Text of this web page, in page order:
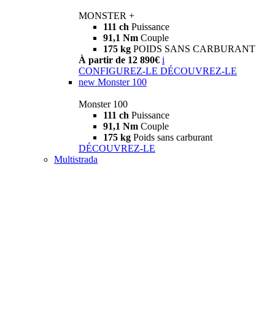
MONSTER +
111 ch Puissance
91,1 Nm Couple
175 kg POIDS SANS CARBURANT
À partir de 12 890€ i
CONFIGUREZ-LE DÉCOUVREZ-LE
new Monster 100
Monster 100
111 ch Puissance
91,1 Nm Couple
175 kg Poids sans carburant
DÉCOUVREZ-LE
Multistrada